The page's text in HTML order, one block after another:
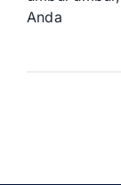
Anda